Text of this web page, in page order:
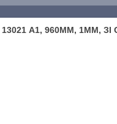
А1, 960ММ, 1ММ,